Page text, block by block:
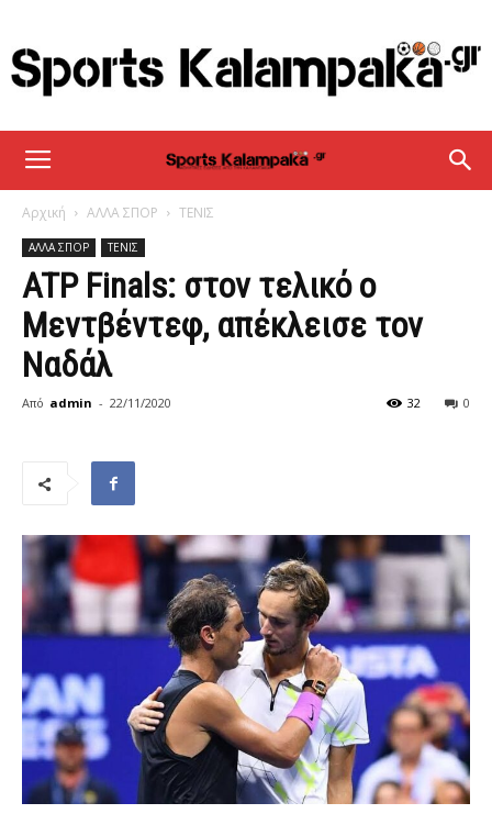
sportskalampaka
Αρχική ΑΛΛΑ ΣΠΟΡ ΤΕΝΙΣ
ΑΛΛΑ ΣΠΟΡ ΤΕΝΙΣ
ATP Finals: στον τελικό ο
Μεντβέντεφ, απέκλεισε τον
Ναδάλ
Από admin - 22/11/2020 0
32